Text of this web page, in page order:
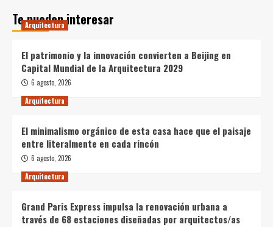
Te pueden interesar
Arquitectura
El patrimonio y la innovación convierten a Beijing en
Capital Mundial de la Arquitectura 2029
6 agosto, 2026
Arquitectura
El minimalismo orgánico de esta casa hace que el paisaje
entre literalmente en cada rincón
6 agosto, 2026
Arquitectura
Grand Paris Express impulsa la renovación urbana a
través de 68 estaciones diseñadas por arquitectos/as